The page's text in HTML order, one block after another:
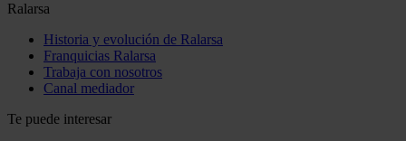
Ralarsa
Historia y evolución de Ralarsa
Franquicias Ralarsa
Trabaja con nosotros
Canal mediador
Te puede interesar